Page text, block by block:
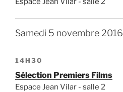
Samedi 5 novembre 2016
14H30
Sélection Premiers Films
Espace Jean Vilar - salle 2